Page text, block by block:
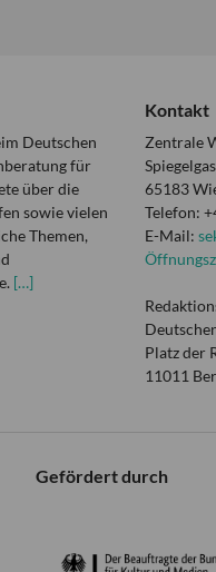
Deutschen
für
über die
sowie vielen
Themen,
[…]
Kontakt
Zentrale
65183
Telefon:
E-Mail:
Platz der
11011
Gefördert durch